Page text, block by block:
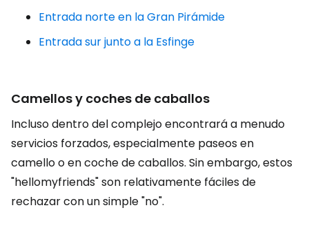
Entrada norte en la Gran Pirámide
Entrada sur junto a la Esfinge
Camellos y coches de caballos
Incluso dentro del complejo encontrará a menudo
servicios forzados, especialmente paseos en
camello o en coche de caballos. Sin embargo, estos
"hellomyfriends" son relativamente fáciles de
rechazar con un simple "no".